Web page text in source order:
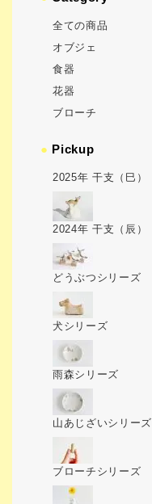
全ての商品
オブジェ
食器
花器
ブローチ
● Pickup
2025年 干支（巳）
2024年 干支（辰）
どうぶつシリーズ
犬シリーズ
雨森シリーズ
山あじざいシリーズ
ブローチシリーズ